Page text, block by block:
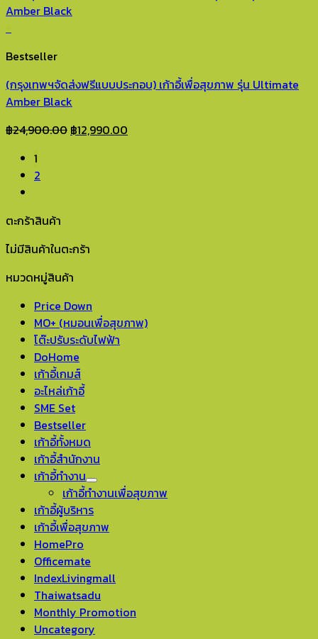
฿25,900.00.
Bestseller
(กรุงเทพฯจัดส่งฟรีแบบประกอบ) เก้าอี้เพื่อสุขภาพ รุ่น Ultimate
Amber Black
฿24,900.00 Original
฿12,990.00
1
2
ตะกร้าสินค้า
ไม่มีสินค้าในตะกร้า
หมวดหมู่สินค้า
Price Down
MO+ (หมอนเพื่อสุขภาพ)
โต๊ะปรับระดับไฟฟ้า
DoHome
เก้าอี้เกมส์
อะไหล่เก้าอี้
SME Set
Bestseller
เก้าอี้ทั้งหมด
เก้าอี้สำนักงาน
เก้าอี้ทำงาน
เก้าอี้ทำงานเพื่อสุขภาพ
เก้าอี้ผู้บริหาร
เก้าอี้เพื่อสุขภาพ
HomePro
Officemate
IndexLivingmall
Thaiwatsadu
Monthly Promotion
Uncategory